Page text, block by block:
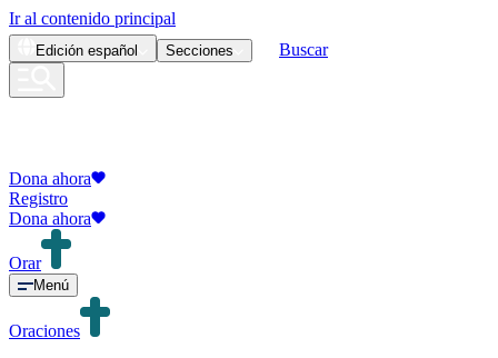
Ir al contenido principal
Edición español Secciones Buscar
Dona ahora
Registro
Dona ahora
Orar
Menú
Oraciones